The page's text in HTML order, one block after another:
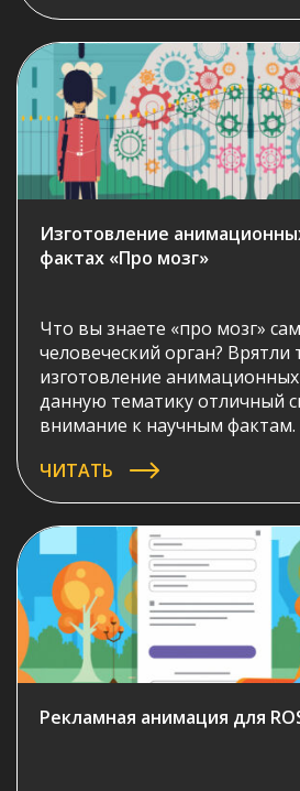
но разбираются лишь
основная цель продукта
майнинг доступным всем –
ролик должен […]
Изготовление
фактах «Про мозг»
Что вы знаете «про мозг»
человеческий орган? Врятли
изготовление
данную тематику отличный
внимание к научным
Представляем вашему
популярный ролик «Про
студией Инфомульт.
ЧИТАТЬ
Рекламная анимация для